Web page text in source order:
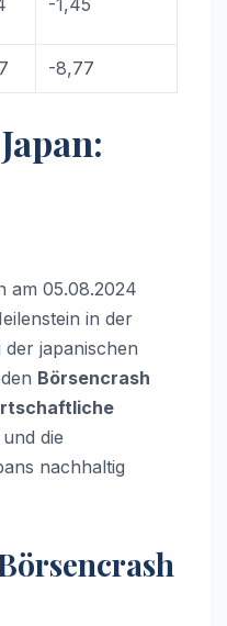
-1,45
-8,77
am 05.08.2024
in der
japanischen
Börsencrash
die
nachhaltig